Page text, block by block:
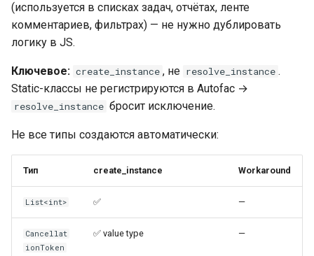
(используется в списках задач, отчётах, ленте
комментариев, фильтрах) — не нужно дублировать
логику в JS.
Ключевое: create_instance , не resolve_instance .
Static-классы не регистрируются в Autofac →
resolve_instance бросит исключение.
Не все типы создаются автоматически:
Тип create_instance Workaround
List<int> ✅ —
Cancellat
ionToken
✅ value type —